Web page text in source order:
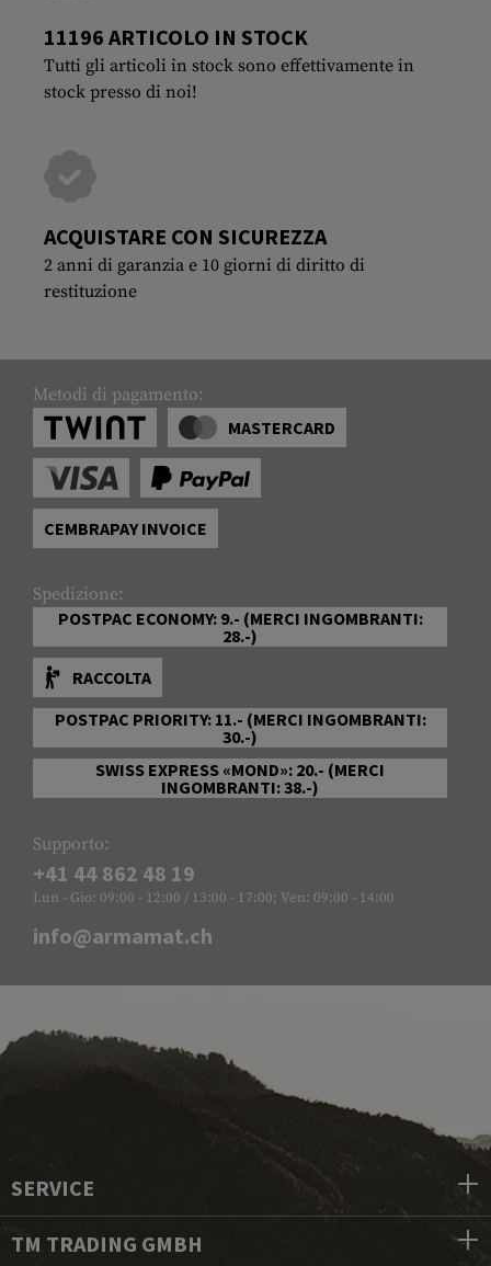
11196 ARTICOLO IN STOCK
Tutti gli articoli in stock sono effettivamente in
stock presso di noi!
ACQUISTARE CON SICUREZZA
2 anni di garanzia e 10 giorni di diritto di
restituzione
Metodi di pagamento:
MASTERCARD
CEMBRAPAY INVOICE
Spedizione:
POSTPAC ECONOMY: 9.- (MERCI INGOMBRANTI:
28.-)
RACCOLTA
POSTPAC PRIORITY: 11.- (MERCI INGOMBRANTI:
30.-)
SWISS EXPRESS «MOND»: 20.- (MERCI
INGOMBRANTI: 38.-)
Supporto:
+41 44 862 48 19
Lun - Gio: 09:00 - 12:00 / 13:00 - 17:00; Ven: 09:00 - 14:00
info@armamat.ch
SERVICE
TM TRADING GMBH